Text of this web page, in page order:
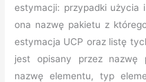
estymacji: przypadki użycia
ona nazwę pakietu z
estymacja UCP oraz listę
jest opisany przez nazwę
nazwę elementu, typ